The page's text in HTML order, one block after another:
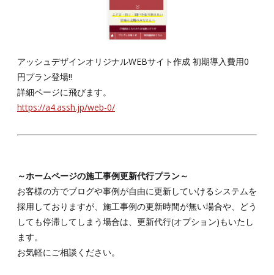
アッシュデザインオリジナルWEBサイト作成 初期導入費用0
円プラン登場!!
詳細ページに飛びます。
https://a4.assh.jp/web-0/
～ホームページの施工事例更新代行プラン～
お客様の方でブログや事例が自由に更新していけるシステムを
採用しておりますが、施工事例の更新時間が無い場合や、どう
しても停滞してしまう場合は、更新代行(オプション)もいたし
ます。
お気軽にご相談ください。